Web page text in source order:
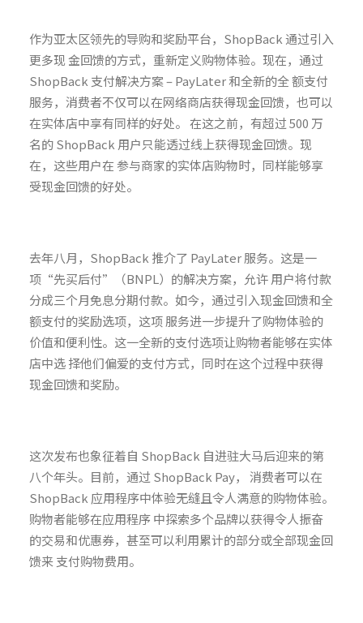
作为亚太区领先的导购和奖励平台，ShopBack 通过引入
更多现 金回馈的方式，重新定义购物体验。现在，通过
ShopBack 支付解决方案 – PayLater 和全新的全 额支付
服务，消费者不仅可以在网络商店获得现金回馈，也可以
在实体店中享有同样的好处。 在这之前，有超过 500 万
名的 ShopBack 用户只能透过线上获得现金回馈。现
在，这些用户在 参与商家的实体店购物时，同样能够享
受现金回馈的好处。
去年八月，ShopBack 推介了 PayLater 服务。这是一
项“先买后付”（BNPL）的解决方案，允许 用户将付款
分成三个月免息分期付款。如今，通过引入现金回馈和全
额支付的奖励选项，这项 服务进一步提升了购物体验的
价值和便利性。这一全新的支付选项让购物者能够在实体
店中选 择他们偏爱的支付方式，同时在这个过程中获得
现金回馈和奖励。
这次发布也象征着自 ShopBack 自进驻大马后迎来的第
八个年头。目前，通过 ShopBack Pay， 消费者可以在
ShopBack 应用程序中体验无缝且令人满意的购物体验。
购物者能够在应用程序 中探索多个品牌以获得令人振奋
的交易和优惠券，甚至可以利用累计的部分或全部现金回
馈来 支付购物费用。